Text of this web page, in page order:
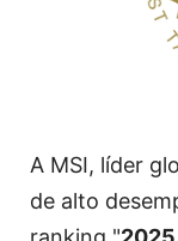
A MSI, líder
de alto